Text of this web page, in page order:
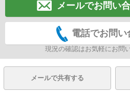
メールでお問い
電話でお問い
現況の確認はお気軽にお問
メールで共有する